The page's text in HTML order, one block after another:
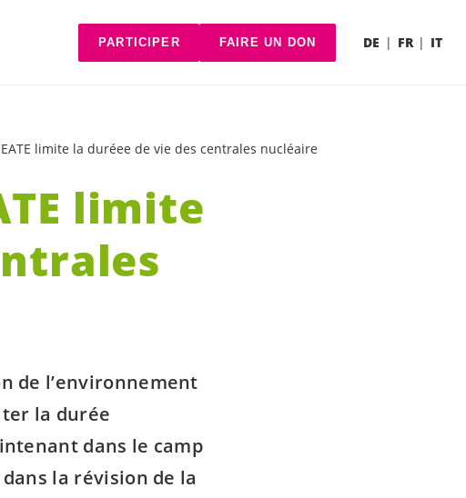
PARTICIPER FAIRE UN DON DE FR IT
limite la duréee de vie des centrales nucléaire
limite
de l’environnement
la durée
dans le camp
la révision de la